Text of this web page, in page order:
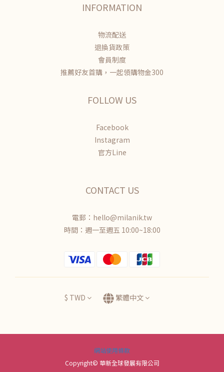
INFORMATION
物流配送
退換貨政策
會員制度
推薦好友首購，一起領購物金300
FOLLOW US
Facebook
Instagram
官方Line
CONTACT US
電郵：hello@milanik.tw
時間：週一至週五 10:00~18:00
$ TWD 繁體中文
網站使用條款
Copyright© 華新全球發展有限公司